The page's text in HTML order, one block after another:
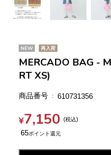
NEW 再入荷
MERCADO BAG -
RT XS)
商品番号 610731356
¥7,150 税込
65